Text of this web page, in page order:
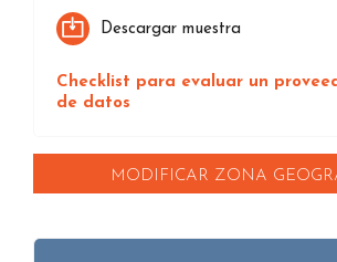
Descargar muestra
Checklist para evaluar un
de datos
MODIFICAR ZONA